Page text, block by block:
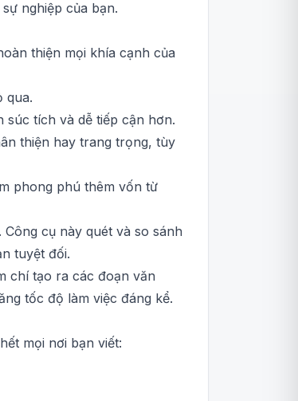
nghiệp của bạn.
thiện mọi khía cạnh của
qua.
súc tích và dễ tiếp cận hơn.
thiện hay trang trọng, tùy
phong phú thêm vốn từ
cụ này quét và so sánh
tuyệt đối.
chí tạo ra các đoạn văn
tốc độ làm việc đáng kể.
mọi nơi bạn viết: